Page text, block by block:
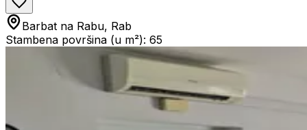
Barbat na Rabu, Rab
Stambena površina (u m²): 65